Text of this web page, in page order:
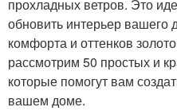
прохладных ветров. Это
обновить интерьер вашего
комфорта и оттенков
рассмотрим 50 простых и
которые помогут вам
вашем доме.